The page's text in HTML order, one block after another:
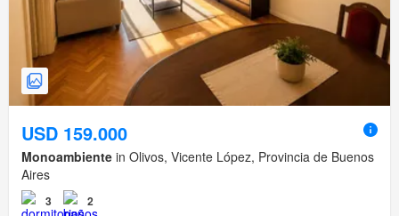
USD 159.000
Monoambiente in Olivos, Vicente López, Provincia de Buenos
Aires
3
2